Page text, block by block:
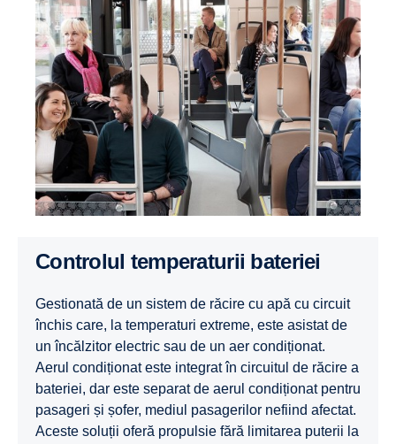
Controlul temperaturii bateriei
Gestionată de un sistem de răcire cu apă cu circuit
închis care, la temperaturi extreme, este asistat de
un încălzitor electric sau de un aer condiționat.
Aerul condiționat este integrat în circuitul de răcire a
bateriei, dar este separat de aerul condiționat pentru
pasageri și șofer, mediul pasagerilor nefiind afectat.
Aceste soluții oferă propulsie fără limitarea puterii la